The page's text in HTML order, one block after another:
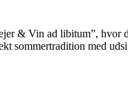
& Vin ad libitum”,
sommertradition med